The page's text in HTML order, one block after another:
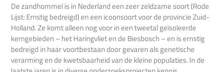
De zandhommel is in Nederland een zeer zeldzame soort (Rode
Lijst: Ernstig bedreigd) en een icoonsoort voor de provincie Zuid-
Holland. Ze komt alleen nog voor in een tweetal geïsoleerde
kerngebieden – het Haringvliet en de Biesbosch – en is ernstig
bedreigd in haar voortbestaan door gevaren als genetische
verarming en de kwetsbaarheid van de kleine populaties. In de